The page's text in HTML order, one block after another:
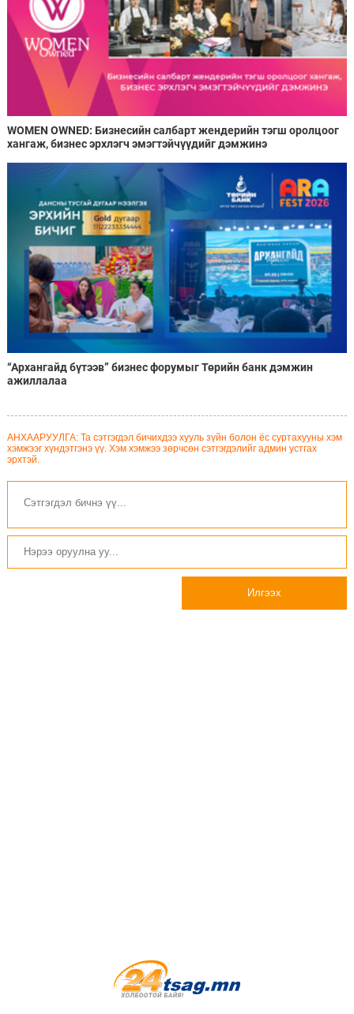
WOMEN OWNED: Бизнесийн салбарт жендерийн тэгш оролцоог
хангаж, бизнес эрхлэгч эмэгтэйчүүдийг дэмжинэ
“Архангайд бүтээв” бизнес форумыг Төрийн банк дэмжин
ажиллалаа
АНХААРУУЛГА: Та сэтгэгдэл бичихдээ хууль зүйн болон ёс суртахууны хэм
хэмжээг хүндэтгэнэ үү. Хэм хэмжээ зөрчсөн сэтгэгдэлийг админ устгах
эрхтэй.
Илгээх